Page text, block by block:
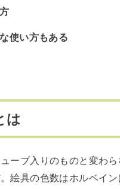
使い方もある
は
ーブ入りのものと変わ
絵具の色数はホルベイ